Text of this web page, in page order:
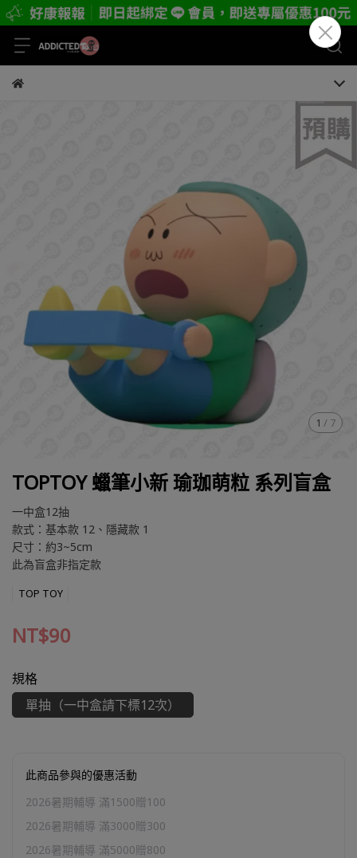
1 / 7
TOPTOY 蠟筆小新 瑜珈萌粒 系列盲盒
一中盒12抽
款式：基本款 12、隱藏款 1
尺寸：約3~5cm
此為盲盒非指定款
TOP TOY
NT$90
規格
單抽（一中盒請下標12次）
此商品參與的優惠活動
2026暑期輔導 滿1500贈100
2026暑期輔導 滿3000贈300
2026暑期輔導 滿5000贈800